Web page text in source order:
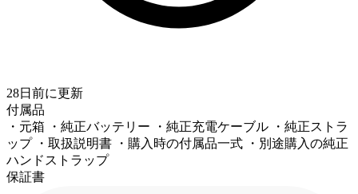
28日前に更新
付属品
・元箱 ・純正バッテリー ・純正充電ケーブル ・純正ストラ
ップ ・取扱説明書 ・購入時の付属品一式 ・別途購入の純正
ハンドストラップ
保証書